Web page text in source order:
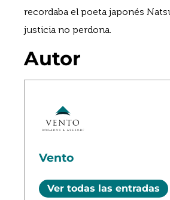
recordaba el poeta japonés
justicia no perdona.
Autor
Vento
Ver todas las entradas